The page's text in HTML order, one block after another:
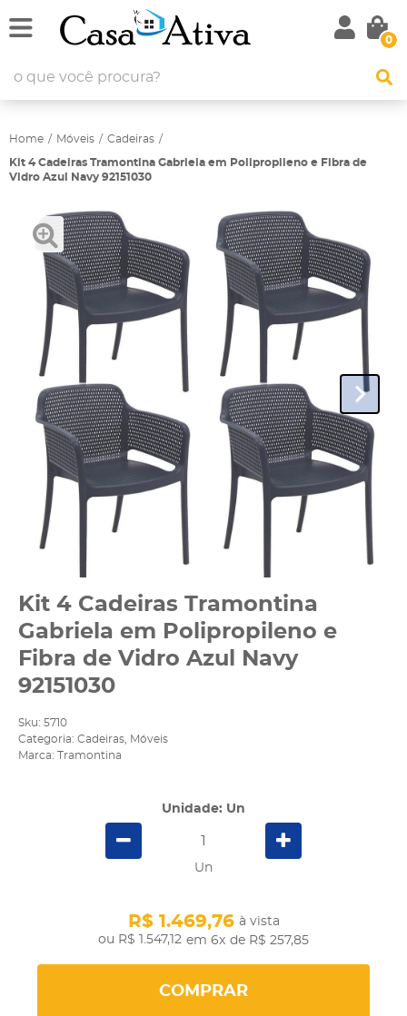
0
Home Móveis Cadeiras
Kit 4 Cadeiras Tramontina Gabriela em Polipropileno e Fibra de
Vidro Azul Navy 92151030
Kit 4 Cadeiras Tramontina
Gabriela em Polipropileno e
Fibra de Vidro Azul Navy
92151030
Sku: 5710
Categoria: Cadeiras
Móveis
Marca:
Tramontina
Unidade: Un
Un
R$ 1.547,12
R$ 1.469,76 à vista
em 6x de R$ 257,85
COMPRAR